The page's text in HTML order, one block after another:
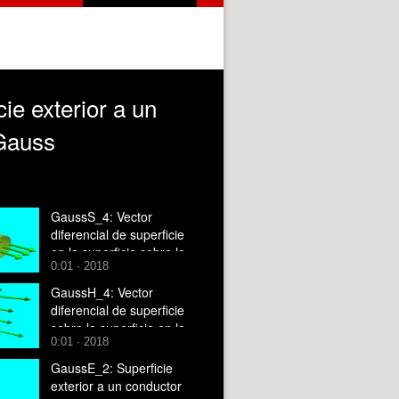
exterior a un
GaussS_4: Vector
diferencial de superficie
en la superficie sobre la
que se aplicará el
teorema de Gauss a un
plano conductor infinito
0:01 · 2018
GaussH_4: Vector
diferencial de superficie
sobre la superficie en la
que se aplicará el
teorema de Gauss a un
hilo conductor infinito
0:01 · 2018
GaussE_2: Superficie
exterior a un conductor